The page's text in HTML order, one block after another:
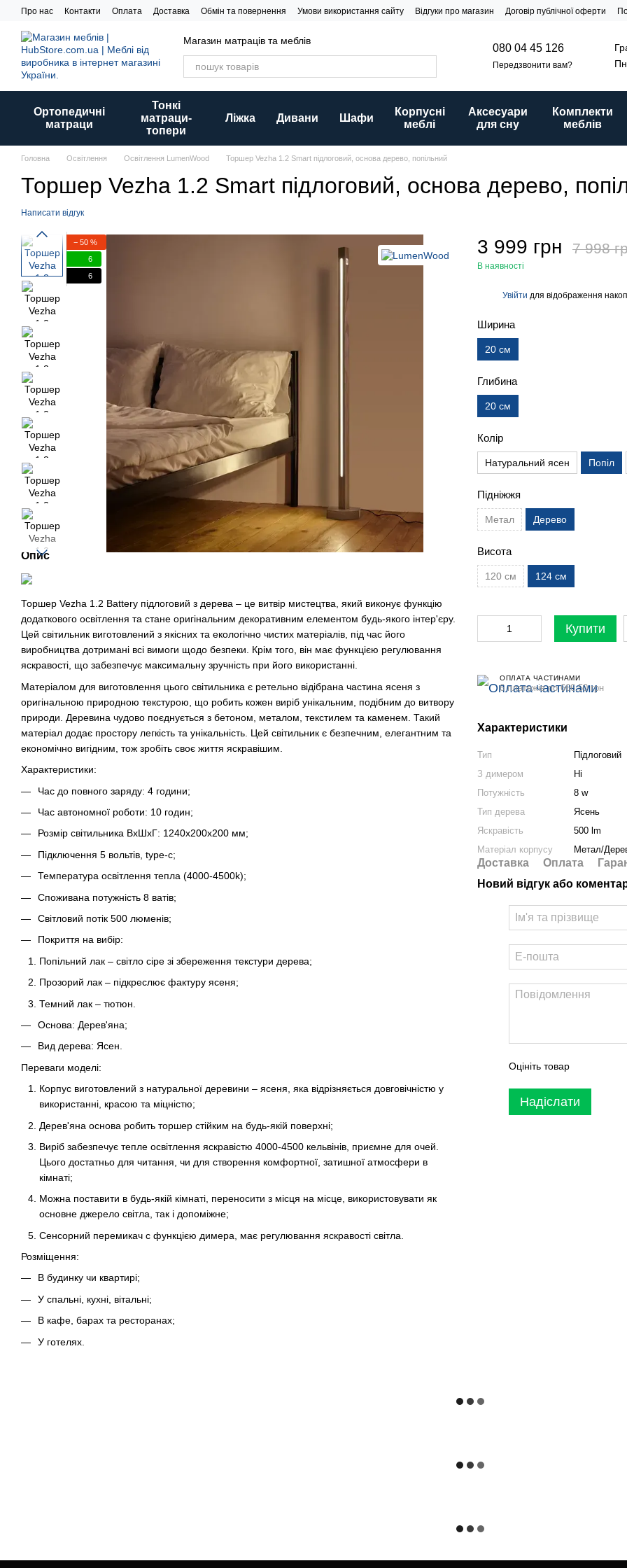
Перейти до основного контенту
Про нас Контакти Оплата Доставка Обмін та повернення Умови використання сайту Відгуки про магазин Договір публічної оферти
Магазин матраців та меблів
080 04 45 126
Передзвонити вам?
Ортопедичні
матраци
Тонкі
матраци-
топери
Ліжка Дивани Шафи
Корпусні
меблі
Аксесуари
для сну
Комплекти
меблів
Головна Освітлення Освітлення LumenWood Торшер Vezha 1.2 Smart підлоговий, основа дерево, попільний
Торшер Vezha 1.2 Smart підлоговий, основа дерево,
Написати відгук
− 50 %
6
6
Опис
Торшер Vezha 1.2 Battery підлоговий з дерева – це витвір мистецтва, який виконує функцію
додаткового освітлення та стане оригінальним декоративним елементом будь-якого інтер'єру.
Цей світильник виготовлений з якісних та екологічно чистих матеріалів, під час його
виробництва дотримані всі вимоги щодо безпеки. Крім того, він має функцією регулювання
яскравості, що забезпечує максимальну зручність при його використанні.
Матеріалом для виготовлення цього світильника є ретельно відібрана частина ясеня з
оригінальною природною текстурою, що робить кожен виріб унікальним, подібним до витвору
природи. Деревина чудово поєднується з бетоном, металом, текстилем та каменем. Такий
матеріал додає простору легкість та унікальність. Цей світильник є безпечним, елегантним та
економічно вигідним, тож зробіть своє життя яскравішим.
Характеристики:
Час до повного заряду: 4 години;
Час автономної роботи: 10 годин;
Розмір світильника ВхШхГ: 1240х200х200 мм;
Підключення 5 вольтів, type-c;
Температура освітлення тепла (4000-4500k);
Споживана потужність 8 ватів;
Світловий потік 500 люменів;
Покриття на вибір:
Попільний лак – світло сіре зі збереження текстури дерева;
Прозорий лак – підкреслює фактуру ясеня;
Темний лак – тютюн.
Основа: Дерев'яна;
Вид дерева: Ясен.
Переваги моделі:
Корпус виготовлений з натуральної деревини – ясеня, яка відрізняється довговічністю у
використанні, красою та міцністю;
Дерев'яна основа робить торшер стійким на будь-якій поверхні;
Виріб забезпечує тепле освітлення яскравістю 4000-4500 кельвінів, приємне для очей.
Цього достатньо для читання, чи для створення комфортної, затишної атмосфери в
кімнаті;
Можна поставити в будь-якій кімнаті, переносити з місця на місце, використовувати як
основне джерело світла, так і допоміжне;
Сенсорний перемикач с функцією димера, має регулювання яскравості світла.
Розміщення:
В будинку чи квартирі;
У спальні, кухні, вітальні;
В кафе, барах та ресторанах;
У готелях.
3 999 грн 7 998
В наявності
Увійти для відображення
Ширина
20 см
Глибина
20 см
Колір
Натуральний ясен Попіл
Підніжжя
Метал Дерево
Висота
120 см 124 см
Купити
ОПЛАТА ЧАСТИНАМИ
6 платежів по 666.50 грн
Характеристики
Тип
Підлоговий
З димером
Ні
Потужність
8 w
Тип дерева
Ясень
Яскравість
500 lm
Матеріал корпусу
Метал/
Доставка Оплата
Новий відгук або
Оцініть товар
Надіслати